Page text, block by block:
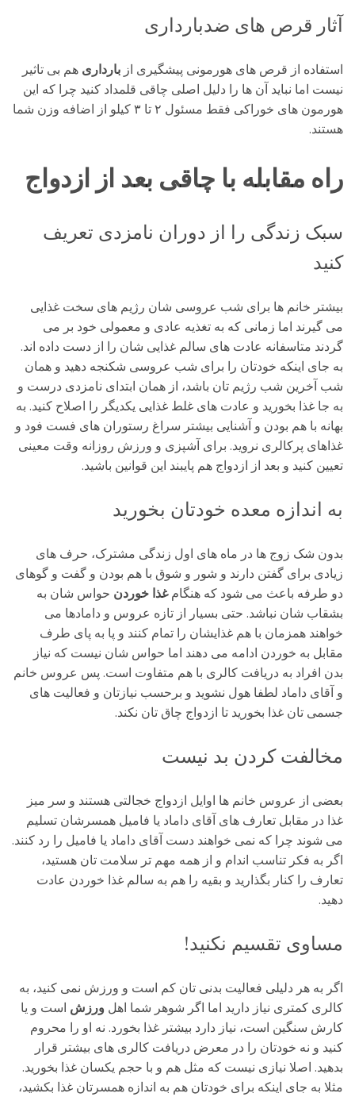
آثار قرص های ضدبارداری
استفاده از قرص های هورمونی پیشگیری از بارداری هم بی تاثیر
نیست اما نباید آن ها را دلیل اصلی چاقی قلمداد کنید چرا که این
هورمون های خوراکی فقط مسئول ۲ تا ۳ کیلو از اضافه وزن شما
هستند.
راه مقابله با چاقی بعد از ازدواج
سبک زندگی را از دوران نامزدی تعریف
کنید
بیشتر خانم ها برای شب عروسی شان رژیم های سخت غذایی
می گیرند اما زمانی که به تغذیه عادی و معمولی خود بر می
گردند متاسفانه عادت های سالم غذایی شان را از دست داده اند.
به جای اینکه خودتان را برای شب عروسی شکنجه دهید و همان
شب آخرین شب رژیم تان باشد، از همان ابتدای نامزدی درست و
به جا غذا بخورید و عادت های غلط غذایی یکدیگر را اصلاح کنید. به
بهانه با هم بودن و آشنایی بیشتر سراغ رستوران های فست فود و
غذاهای پرکالری نروید. برای آشپزی و ورزش روزانه وقت معینی
تعیین کنید و بعد از ازدواج هم پایبند این قوانین باشید.
به اندازه معده خودتان بخورید
بدون شک زوج ها در ماه های اول زندگی مشترک، حرف های
زیادی برای گفتن دارند و شور و شوق با هم بودن و گفت و گوهای
دو طرفه باعث می شود که هنگامغذا خوردن حواس شان به
بشقاب شان نباشد. حتی بسیار از تازه عروس و دامادها می
خواهند همزمان با هم غذایشان را تمام کنند و پا به پای طرف
مقابل به خوردن ادامه می دهند اما حواس شان نیست که نیاز
بدن افراد به دریافت کالری با هم متفاوت است. پس عروس خانم
و آقای داماد لطفا هول نشوید و برحسب نیازتان و فعالیت های
جسمی تان غذا بخورید تا ازدواج چاق تان نکند.
مخالفت کردن بد نیست
بعضی از عروس خانم ها اوایل ازدواج خجالتی هستند و سر میز
غذا در مقابل تعارف های آقای داماد یا فامیل همسرشان تسلیم
می شوند چرا که نمی خواهند دست آقای داماد یا فامیل را رد کنند.
اگر به فکر تناسب اندام و از همه مهم تر سلامت تان هستید،
تعارف را کنار بگذارید و بقیه را هم به سالم غذا خوردن عادت
دهید.
مساوی تقسیم نکنید!
اگر به هر دلیلی فعالیت بدنی تان کم است و ورزش نمی کنید، به
کالری کمتری نیاز دارید اما اگر شوهر شما اهل ورزش است و یا
کارش سنگین است، نیاز دارد بیشتر غذا بخورد. نه او را محروم
کنید و نه خودتان را در معرض دریافت کالری های بیشتر قرار
بدهید. اصلا نیازی نیست که مثل هم و با حجم یکسان غذا بخورید.
مثلا به جای اینکه برای خودتان هم به اندازه همسرتان غذا بکشید،